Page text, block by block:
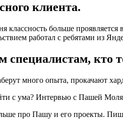
клиента.
классность больше
работал с ребятами из
специалистам, кто
много опыта, прокачают
про Пашу и его проекты.